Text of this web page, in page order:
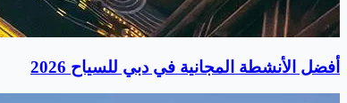
أفضل الأنشطة المجانية في دبي للسياح 2026